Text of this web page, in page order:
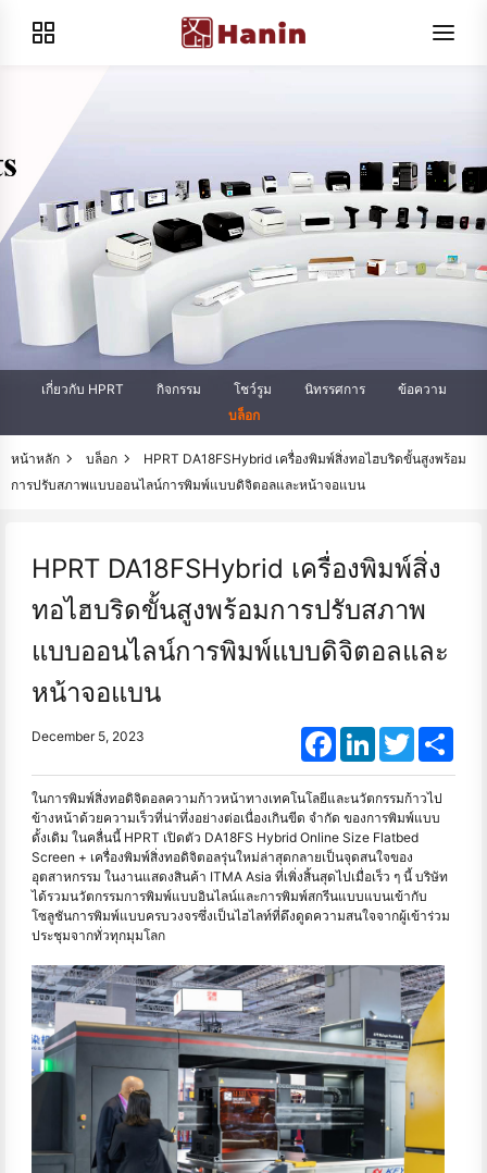
เกี่ยวกับ HPRT กิจกรรม โชว์รูม นิทรรศการ
ข้อความ
บล็อก
หน้าหลัก บล็อก
HPRT DA18FSHybrid เครื่องพิมพ์สิ่งทอไฮบริดขั้นสูงพร้อม
การปรับสภาพแบบออนไลน์การพิมพ์แบบดิจิตอลและหน้าจอแบน
HPRT DA18FSHybrid เครื่องพิมพ์สิ่ง
ทอไฮบริดขั้นสูงพร้อมการปรับสภาพ
แบบออนไลน์การพิมพ์แบบดิจิตอลและ
หน้าจอแบน
December 5, 2023 FacebookLinkedInTwitter
ในการพิมพ์สิ่งทอดิจิตอลความก้าวหน้าทางเทคโนโลยีและนวัตกรรมก้าวไป
ข้างหน้าด้วยความเร็วที่น่าทึ่งอย่างต่อเนื่องเกินขีด จำกัด ของการพิมพ์แบบ
ดั้งเดิม ในคลื่นนี้ HPRT เปิดตัว DA18FS Hybrid Online Size Flatbed
Screen + เครื่องพิมพ์สิ่งทอดิจิตอลรุ่นใหม่ล่าสุดกลายเป็นจุดสนใจของ
อุตสาหกรรม ในงานแสดงสินค้า ITMA Asia ที่เพิ่งสิ้นสุดไปเมื่อเร็ว ๆ นี้ บริษัท
ได้รวมนวัตกรรมการพิมพ์แบบอินไลน์และการพิมพ์สกรีนแบบแบนเข้ากับ
โซลูชันการพิมพ์แบบครบวงจรซึ่งเป็นไฮไลท์ที่ดึงดูดความสนใจจากผู้เข้าร่วม
ประชุมจากทั่วทุกมุมโลก